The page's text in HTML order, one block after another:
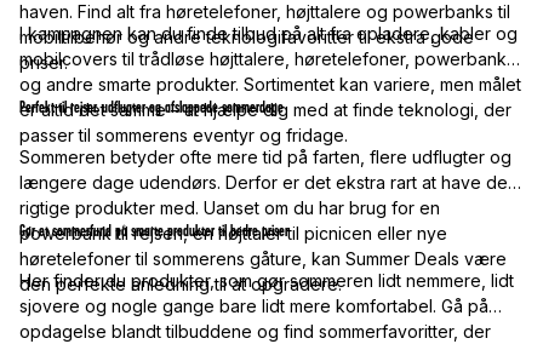
haven. Find alt fra høretelefoner, højttalere og powerbanks til
mobiltilbehør og andre teknologifavoritter til ekstra gode
priser.
I kampagnen kan du finde tilbud på alt fra opladere, kabler og
mobilcovers til trådløse højttalere, høretelefoner, powerbanks
og andre smarte produkter. Sortimentet kan variere, men målet
er altid det samme – at hjælpe dig med at finde teknologi, der
passer til sommerens eventyr og fridage.
Perfekt til rejser, udflugter og afslappede sommerdage
Sommeren betyder ofte mere tid på farten, flere udflugter og
længere dage udendørs. Derfor er det ekstra rart at have de
rigtige produkter med. Uanset om du har brug for en
powerbank til rejsen, en højttaler til picnicen eller nye
høretelefoner til sommerens gåture, kan Summer Deals være
den perfekte anledning til at opgradere.
Gør et sommerfund på smarte produkter til bedre priser
Her finder du produkter, som gør sommeren lidt nemmere, lidt
sjovere og nogle gange bare lidt mere komfortabel. Gå på
opdagelse blandt tilbuddene og find sommerfavoritter, der